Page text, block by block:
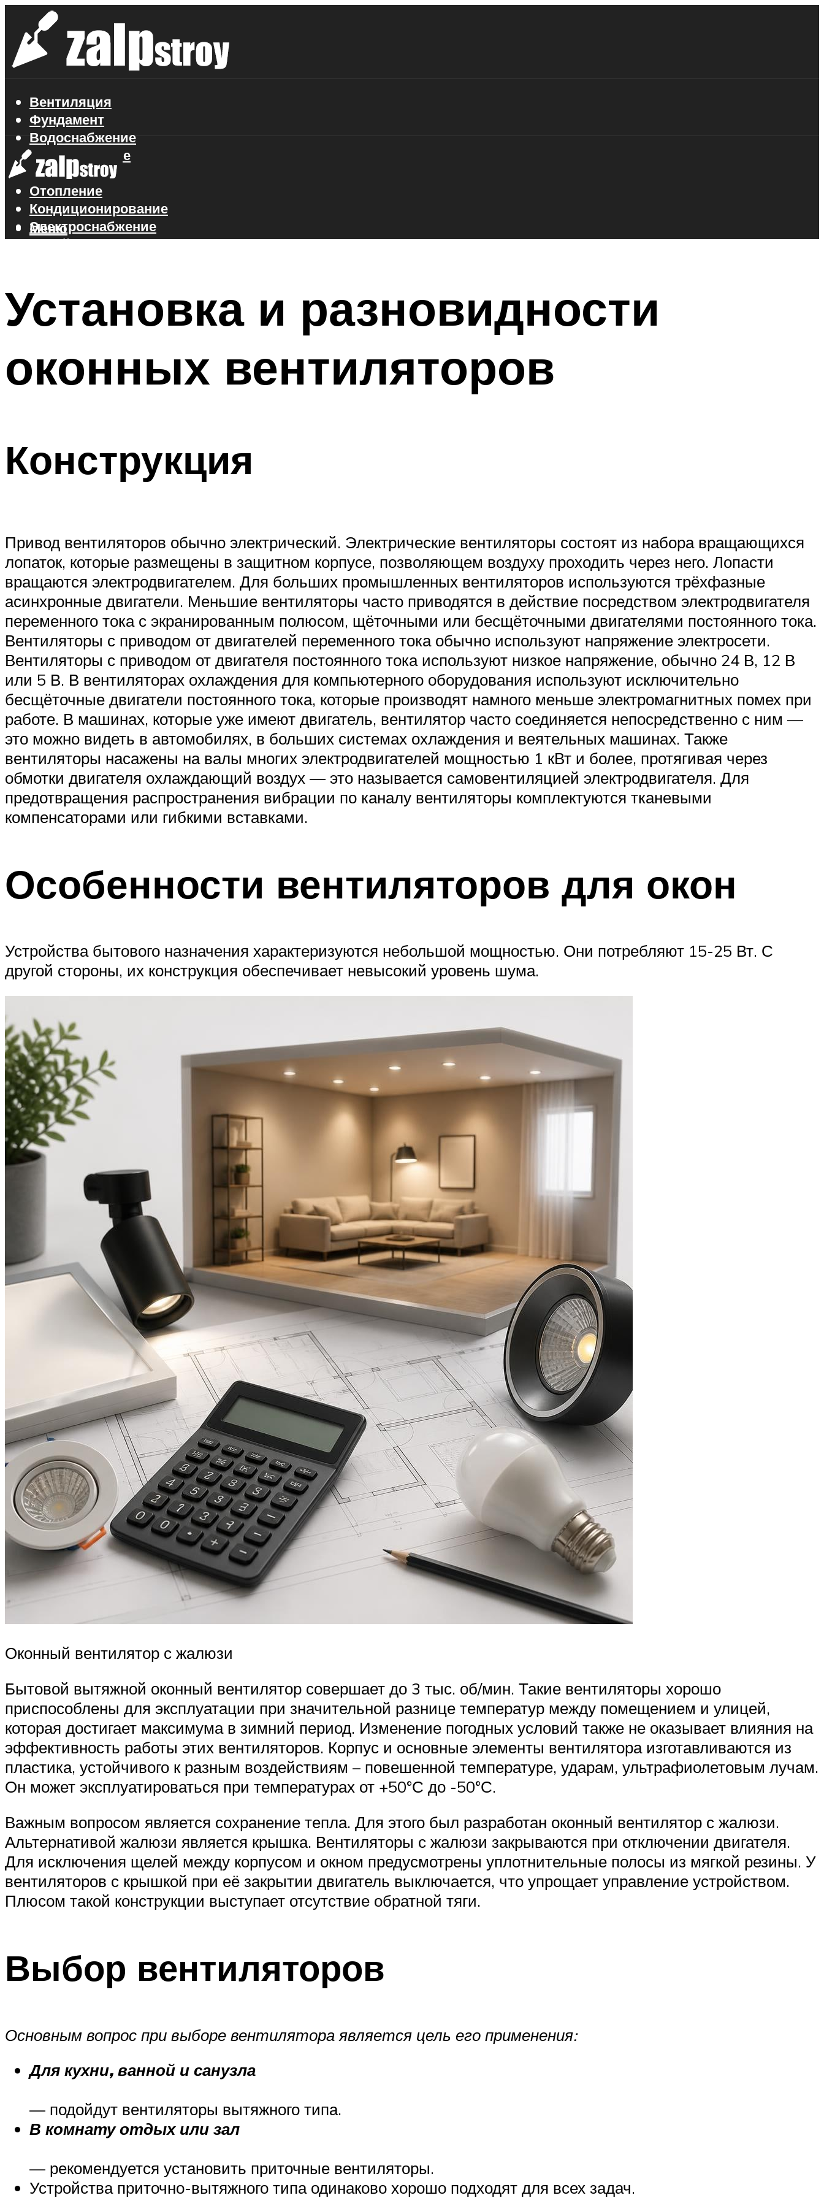
Вентиляция
Фундамент
Водоснабжение
Газоснабжение
Канализация
Отопление
Кондиционирование
Электроснабжение
Стройматериалы
Меню
Установка и разновидности
оконных вентиляторов
Конструкция
Привод вентиляторов обычно электрический. Электрические вентиляторы состоят из набора вращающихся
лопаток, которые размещены в защитном корпусе, позволяющем воздуху проходить через него. Лопасти
вращаются электродвигателем. Для больших промышленных вентиляторов используются трёхфазные
асинхронные двигатели. Меньшие вентиляторы часто приводятся в действие посредством электродвигателя
переменного тока с экранированным полюсом, щёточными или бесщёточными двигателями постоянного тока.
Вентиляторы с приводом от двигателей переменного тока обычно используют напряжение электросети.
Вентиляторы с приводом от двигателя постоянного тока используют низкое напряжение, обычно 24 В, 12 В
или 5 В. В вентиляторах охлаждения для компьютерного оборудования используют исключительно
бесщёточные двигатели постоянного тока, которые производят намного меньше электромагнитных помех при
работе. В машинах, которые уже имеют двигатель, вентилятор часто соединяется непосредственно с ним —
это можно видеть в автомобилях, в больших системах охлаждения и веятельных машинах. Также
вентиляторы насажены на валы многих электродвигателей мощностью 1 кВт и более, протягивая через
обмотки двигателя охлаждающий воздух — это называется самовентиляцией электродвигателя. Для
предотвращения распространения вибрации по каналу вентиляторы комплектуются тканевыми
компенсаторами или гибкими вставками.
Особенности вентиляторов для окон
Устройства бытового назначения характеризуются небольшой мощностью. Они потребляют 15-25 Вт. С
другой стороны, их конструкция обеспечивает невысокий уровень шума.
Оконный вентилятор с жалюзи
Бытовой вытяжной оконный вентилятор совершает до 3 тыс. об/мин. Такие вентиляторы хорошо
приспособлены для эксплуатации при значительной разнице температур между помещением и улицей,
которая достигает максимума в зимний период. Изменение погодных условий также не оказывает влияния на
эффективность работы этих вентиляторов. Корпус и основные элементы вентилятора изготавливаются из
пластика, устойчивого к разным воздействиям – повешенной температуре, ударам, ультрафиолетовым лучам.
Он может эксплуатироваться при температурах от +50°С до -50°С.
Важным вопросом является сохранение тепла. Для этого был разработан оконный вентилятор с жалюзи.
Альтернативой жалюзи является крышка. Вентиляторы с жалюзи закрываются при отключении двигателя.
Для исключения щелей между корпусом и окном предусмотрены уплотнительные полосы из мягкой резины. У
вентиляторов с крышкой при её закрытии двигатель выключается, что упрощает управление устройством.
Плюсом такой конструкции выступает отсутствие обратной тяги.
Выбор вентиляторов
Основным вопрос при выборе вентилятора является цель его применения:
Для кухни, ванной и санузла
— подойдут вентиляторы вытяжного типа.
В комнату отдых или зал
— рекомендуется установить приточные вентиляторы.
Устройства приточно-вытяжного типа одинаково хорошо подходят для всех задач.